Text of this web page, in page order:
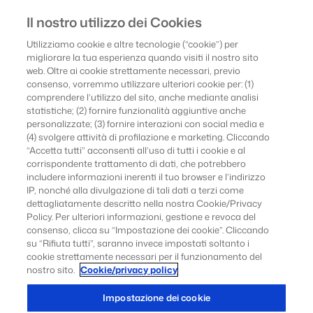
COMUNICATI
STAMPA
Indietro
Ricerca e innovazione
10 Febbraio 2026
La ricerca come
motore di sviluppo per
il paese: al via “Ricerca
Il nostro utilizzo dei Cookies
Utilizziamo cookie e altre tecnologie (“cookie”) per
migliorare la tua esperienza quando visiti il nostro sito
web. Oltre ai cookie strettamente necessari, previo
consenso, vorremmo utilizzare ulteriori cookie per: (1)
comprendere l’utilizzo del sito, anche mediante analisi
statistiche; (2) fornire funzionalità aggiuntive anche
personalizzate; (3) fornire interazioni con social media e
(4) svolgere attività di profilazione e marketing. Cliccando
“Accetta tutti” acconsenti all’uso di tutti i cookie e al
corrispondente trattamento di dati, che potrebbero
includere informazioni inerenti il tuo browser e l’indirizzo
IP, nonché alla divulgazione di tali dati a terzi come
dettagliatamente descritto nella nostra Cookie/Privacy
Policy. Per ulteriori informazioni, gestione e revoca del
consenso, clicca su “Impostazione dei cookie”. Cliccando
su “Rifiuta tutti”, saranno invece impostati soltanto i
cookie strettamente necessari per il funzionamento del
nostro sito. Cookie/privacy policy
Impostazione dei cookie